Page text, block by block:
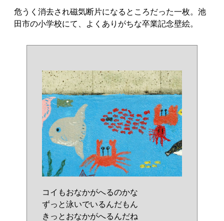
危うく消去され磁気断片になるところだった一枚。池
田市の小学校にて、よくありがちな卒業記念壁絵。
コイもおなかがへるのかな
ずっと泳いでいるんだもん
きっとおなかがへるんだね